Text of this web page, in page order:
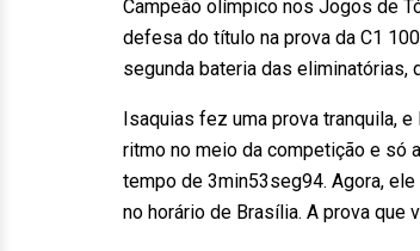
Campeão olímpico nos Jogos de
defesa do título na prova da C1
segunda bateria das
Isaquias fez uma prova tranquila,
ritmo no meio da competição e só
tempo de 3min53seg94. Agora,
no horário de Brasília. A prova que